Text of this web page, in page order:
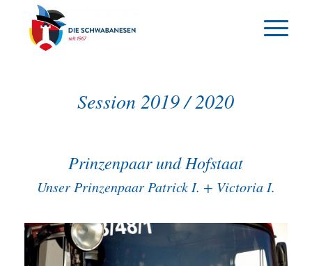
Session 2019 / 2020
Prinzenpaar und Hofstaat
Unser Prinzenpaar Patrick I. + Victoria I.